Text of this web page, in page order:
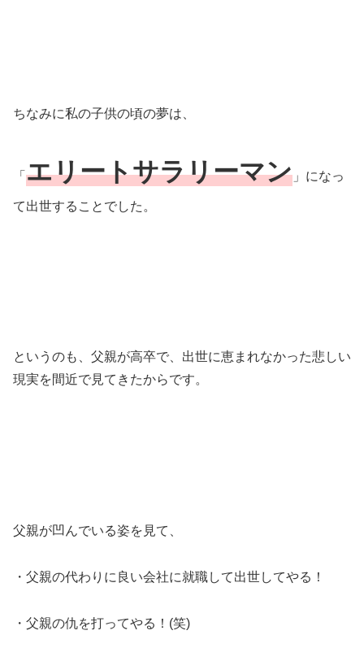
ちなみに私の子供の頃の夢は、
「 エリートサラリーマン 」になっ
て出世することでした。
というのも、父親が高卒で、出世に恵まれなかった悲しい
現実を間近で見てきたからです。
父親が凹んでいる姿を見て、
・父親の代わりに良い会社に就職して出世してやる！
・父親の仇を打ってやる！(笑)